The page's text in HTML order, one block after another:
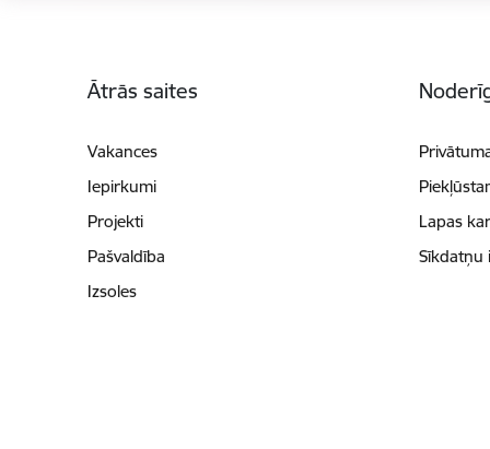
Ātrās saites
Vakances
Iepirkumi
Projekti
Pašvaldība
Izsoles
Lapas
Sīkdatņu